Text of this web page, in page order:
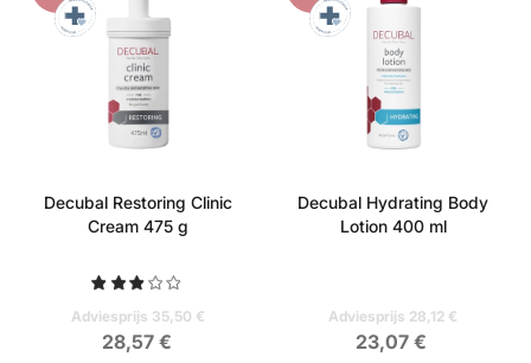
Decubal Restoring Clinic
Cream 475 g
Adviesprijs 35,50 €
28,57 €
Decubal Hydrating Body
Lotion 400 ml
Adviesprijs 28,12 €
23,07 €